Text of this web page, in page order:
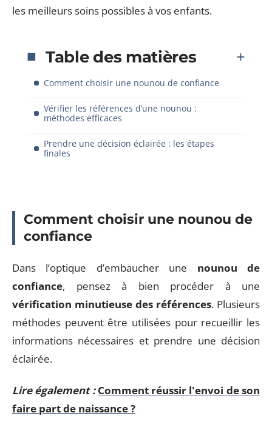
les meilleurs soins possibles à vos enfants.
Table des matières
Comment choisir une nounou de confiance
Vérifier les références d’une nounou :
méthodes efficaces
Prendre une décision éclairée : les étapes
finales
Comment choisir une nounou de
confiance
Dans l’optique d’embaucher une nounou de
confiance, pensez à bien procéder à une
vérification minutieuse des références. Plusieurs
méthodes peuvent être utilisées pour recueillir les
informations nécessaires et prendre une décision
éclairée.
Lire également : Comment réussir l'envoi de son
faire part de naissance ?